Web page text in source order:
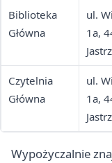
Biblioteka
Główna
ul.
1a,
Czytelnia
Główna
ul.
1a,
Wypożyczalnie